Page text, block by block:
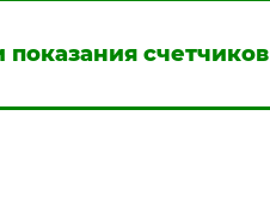
показания счетчиков